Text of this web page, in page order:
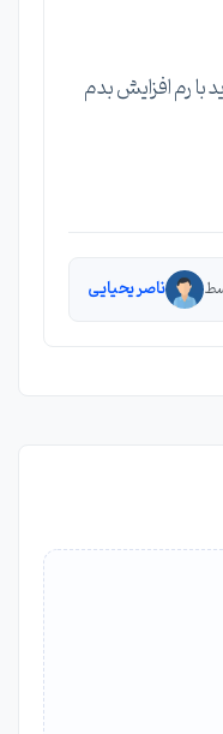
ناصر یحیایی